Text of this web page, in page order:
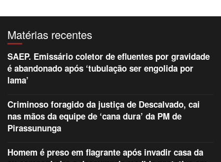
Matérias recentes
SAEP. Emissário coletor de efluentes por gravidade
é abandonado após ‘tubulação ser engolida por
lama’
Criminoso foragido da justiça de Descalvado, cai
nas mãos da equipe de ‘cana dura’ da PM de
Pirassununga
Homem é preso em flagrante após invadir casa da